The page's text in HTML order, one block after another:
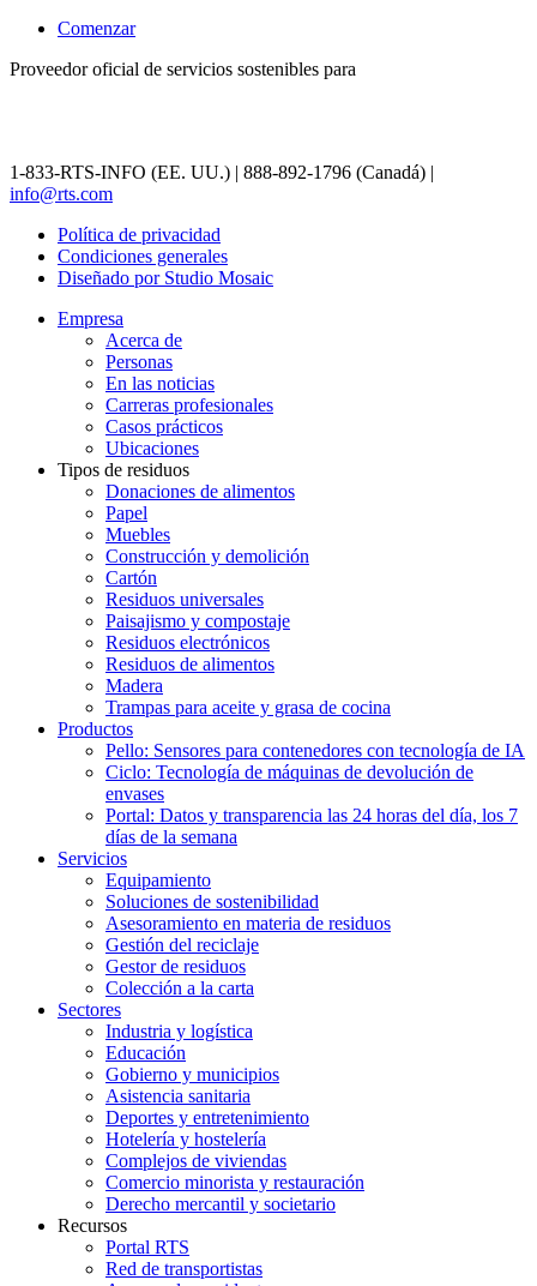
Comenzar
Proveedor oficial de servicios sostenibles para
1-833-RTS-INFO (EE. UU.) | 888-892-1796 (Canadá) |
info@rts.com
Política de privacidad
Condiciones generales
Diseñado por Studio Mosaic
Empresa
Acerca de
Personas
En las noticias
Carreras profesionales
Casos prácticos
Ubicaciones
Tipos de residuos
Donaciones de alimentos
Papel
Muebles
Construcción y demolición
Cartón
Residuos universales
Paisajismo y compostaje
Residuos electrónicos
Residuos de alimentos
Madera
Trampas para aceite y grasa de cocina
Productos
Pello: Sensores para contenedores con tecnología de IA
Ciclo: Tecnología de máquinas de devolución de
envases
Portal: Datos y transparencia las 24 horas del día, los 7
días de la semana
Servicios
Equipamiento
Soluciones de sostenibilidad
Asesoramiento en materia de residuos
Gestión del reciclaje
Gestor de residuos
Colección a la carta
Sectores
Industria y logística
Educación
Gobierno y municipios
Asistencia sanitaria
Deportes y entretenimiento
Hotelería y hostelería
Complejos de viviendas
Comercio minorista y restauración
Derecho mercantil y societario
Recursos
Portal RTS
Red de transportistas